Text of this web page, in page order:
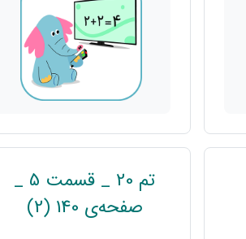
تم 20 _ قسمت 5 _
صفحه‌ی 140 (2)